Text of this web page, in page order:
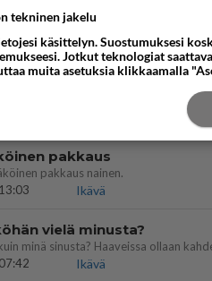
Ikävä
pakkaus
pakkaus nainen.
Ikävä
vielä minusta?
Ikävä
tekninen jakelu
käsittelyn. Suostumuksesi
Jotkut teknologiat
muita asetuksia klikkaamalla